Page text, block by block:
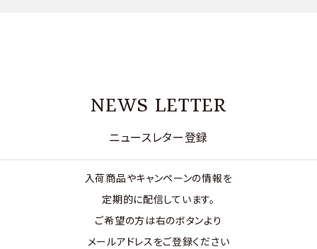
NEWS LETTER
ニュースレター登録
入荷商品やキャンペーンの情報を
定期的に配信しています。
ご希望の方は右のボタンより
メールアドレスをご登録ください